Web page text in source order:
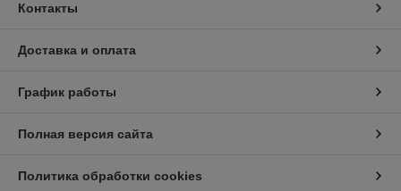
Контакты
Доставка и оплата
График работы
Полная версия сайта
Политика обработки cookies